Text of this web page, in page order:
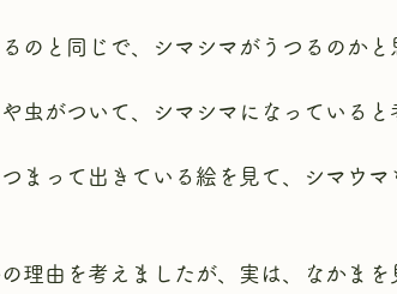
のと同じで、シマシマがうつるのかと
虫がついて、シマシマになっていると
まって出きている絵を見て、シマウ
理由を考えましたが、実は、なかまを